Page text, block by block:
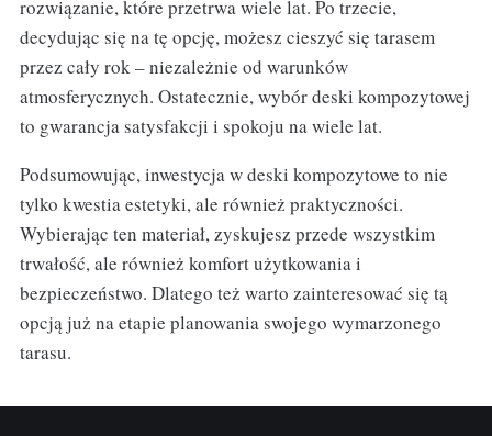
rozwiązanie, które przetrwa wiele lat. Po trzecie,
decydując się na tę opcję, możesz cieszyć się tarasem
przez cały rok – niezależnie od warunków
atmosferycznych. Ostatecznie, wybór deski kompozytowej
to gwarancja satysfakcji i spokoju na wiele lat.
Podsumowując, inwestycja w deski kompozytowe to nie
tylko kwestia estetyki, ale również praktyczności.
Wybierając ten materiał, zyskujesz przede wszystkim
trwałość, ale również komfort użytkowania i
bezpieczeństwo. Dlatego też warto zainteresować się tą
opcją już na etapie planowania swojego wymarzonego
tarasu.